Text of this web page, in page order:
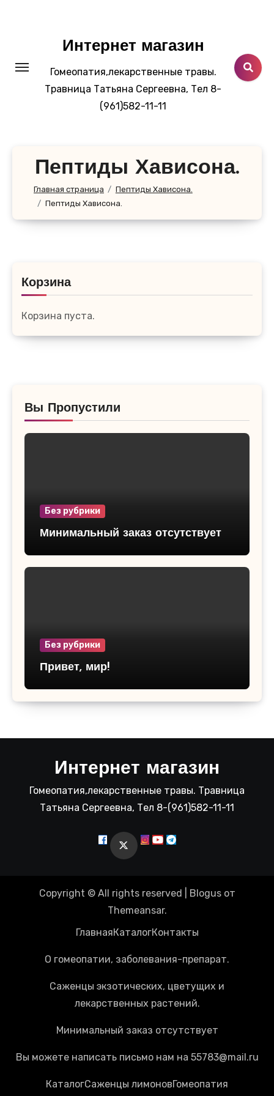
Интернет магазин
Гомеопатия,лекарственные травы.
Травница Татьяна Сергеевна, Тел 8-
(961)582-11-11
Пептиды Хависона.
Главная страница
Пептиды Хависона.
Пептиды Хависона.
Корзина
Корзина пуста.
Вы Пропустили
Без рубрики
Минимальный заказ отсутствует
Без рубрики
Привет, мир!
Интернет магазин
Гомеопатия,лекарственные травы. Травница
Татьяна Сергеевна, Тел 8-(961)582-11-11
Copyright © All rights reserved Blogusот
Themeansar.
ГлавнаяКаталогКонтакты
О гомеопатии, заболевания-препарат.
Саженцы экзотических, цветущих и
лекарственных растений.
Минимальный заказ отсутствует
Вы можете написать письмо нам на 55783@mail.ru
КаталогCаженцы лимоновГомеопатия